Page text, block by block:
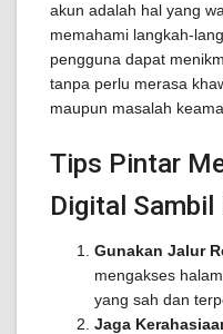
akun adalah hal yang
memahami langkah-
pengguna dapat
tanpa perlu merasa
maupun masalah
Tips Pintar
Digital Sambil
Gunakan Jalur
mengakses
yang sah dan
Jaga